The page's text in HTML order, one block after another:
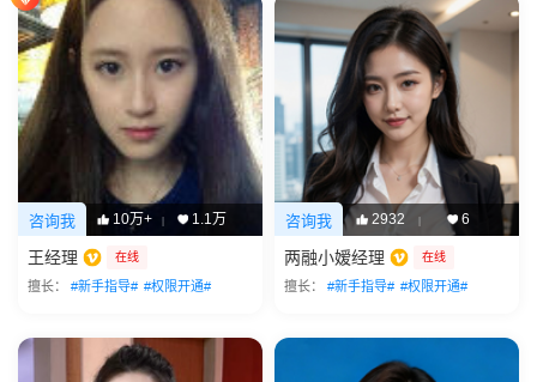
咨询我 10万+ | 1.1万
王经理 在线
擅长： #新手指导# #权限开通#
咨询我 2932 | 6
两融小嫒经理 在线
擅长： #新手指导# #权限开通#